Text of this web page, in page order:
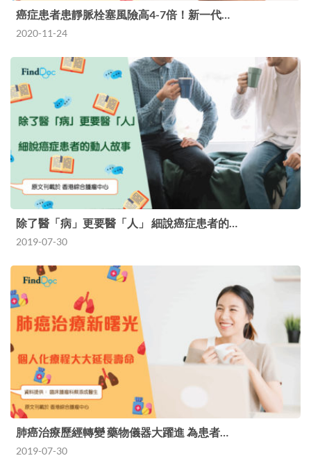
癌症患者患靜脈栓塞風險高4-7倍！新一代…
2020-11-24
除了醫「病」更要醫「人」 細說癌症患者的…
2019-07-30
肺癌治療歷經轉變 藥物儀器大躍進 為患者…
2019-07-30